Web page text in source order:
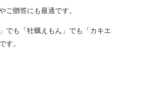
ご贈答にも最適です。
でも「牡蠣えもん」でも「カキエ
す。